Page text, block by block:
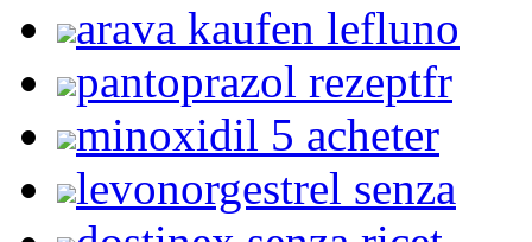
arava kaufen lefluno
pantoprazol rezeptfr
minoxidil 5 acheter
levonorgestrel senza